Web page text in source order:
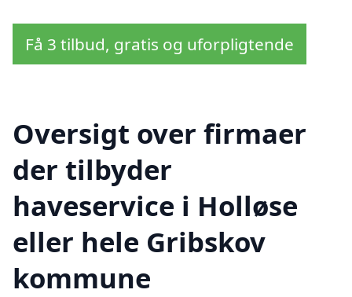
Få 3 tilbud, gratis og uforpligtende
Oversigt over firmaer
der tilbyder
haveservice i Holløse
eller hele Gribskov
kommune